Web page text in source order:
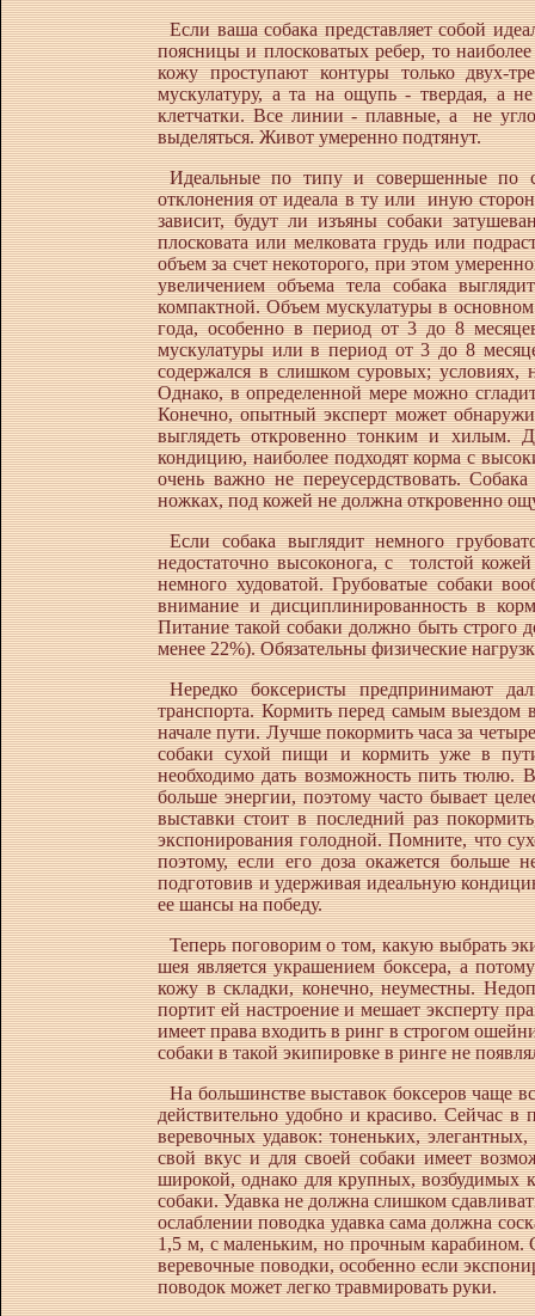
Если ваша собака представляет собой
поясницы и плосковатых ребер, то
кожу проступают контуры только двух-
мускулатуру, а та на ощупь - твердая, а
клетчатки. Все линии - плавные, a не
выделяться. Живот умеренно подтянут.
Идеальные по типу и совершенные по
отклонения от идеала в ту или иную
зависит, будут ли изъяны собаки
плосковата или мелковата грудь или
объем за счет некоторого, при этом
увеличением объема тела собака
компактной. Объем мускулатуры в основном
года, особенно в период от 3 до 8
мускулатуры или в период от 3 до 8
содержался в слишком суровых; условиях,
Однако, в определенной мере можно
Конечно, опытный эксперт может
выглядеть откровенно тонким и хилым.
кондицию, наиболее подходят корма с
очень важно не переусердствовать.
ножках, под кожей не должна откровенно
Если собака выглядит немного
недостаточно высоконога, с толстой
немного худоватой. Грубоватые собаки
внимание и дисциплинированность в
Питание такой собаки должно быть строго
менее 22%). Обязательны физические
Нередко боксеристы предпринимают
транспорта. Кормить перед самым выездом
начале пути. Лучше покормить часа за
собаки сухой пищи и кормить уже в
необходимо дать возможность пить тюлю.
больше энергии, поэтому часто бывает
выставки стоит в последний раз
экспонирования голодной. Помните, что
поэтому, если его доза окажется больше
подготовив и удерживая идеальную
ее шансы на победу.
Теперь поговорим о том, какую выбрать
шея является украшением боксера, а
кожу в складки, конечно, неуместны.
портит ей настроение и мешает эксперту
имеет права входить в ринг в строгом
собаки в такой экипировке в ринге не
На большинстве выставок боксеров чаще
действительно удобно и красиво. Сейчас
веревочных удавок: тоненьких,
свой вкус и для своей собаки имеет
широкой, однако для крупных, возбудимых
собаки. Удавка не должна слишком
ослаблении поводка удавка сама должна
1,5 м, с маленьким, но прочным карабином.
веревочные поводки, особенно если
поводок может легко травмировать руки.